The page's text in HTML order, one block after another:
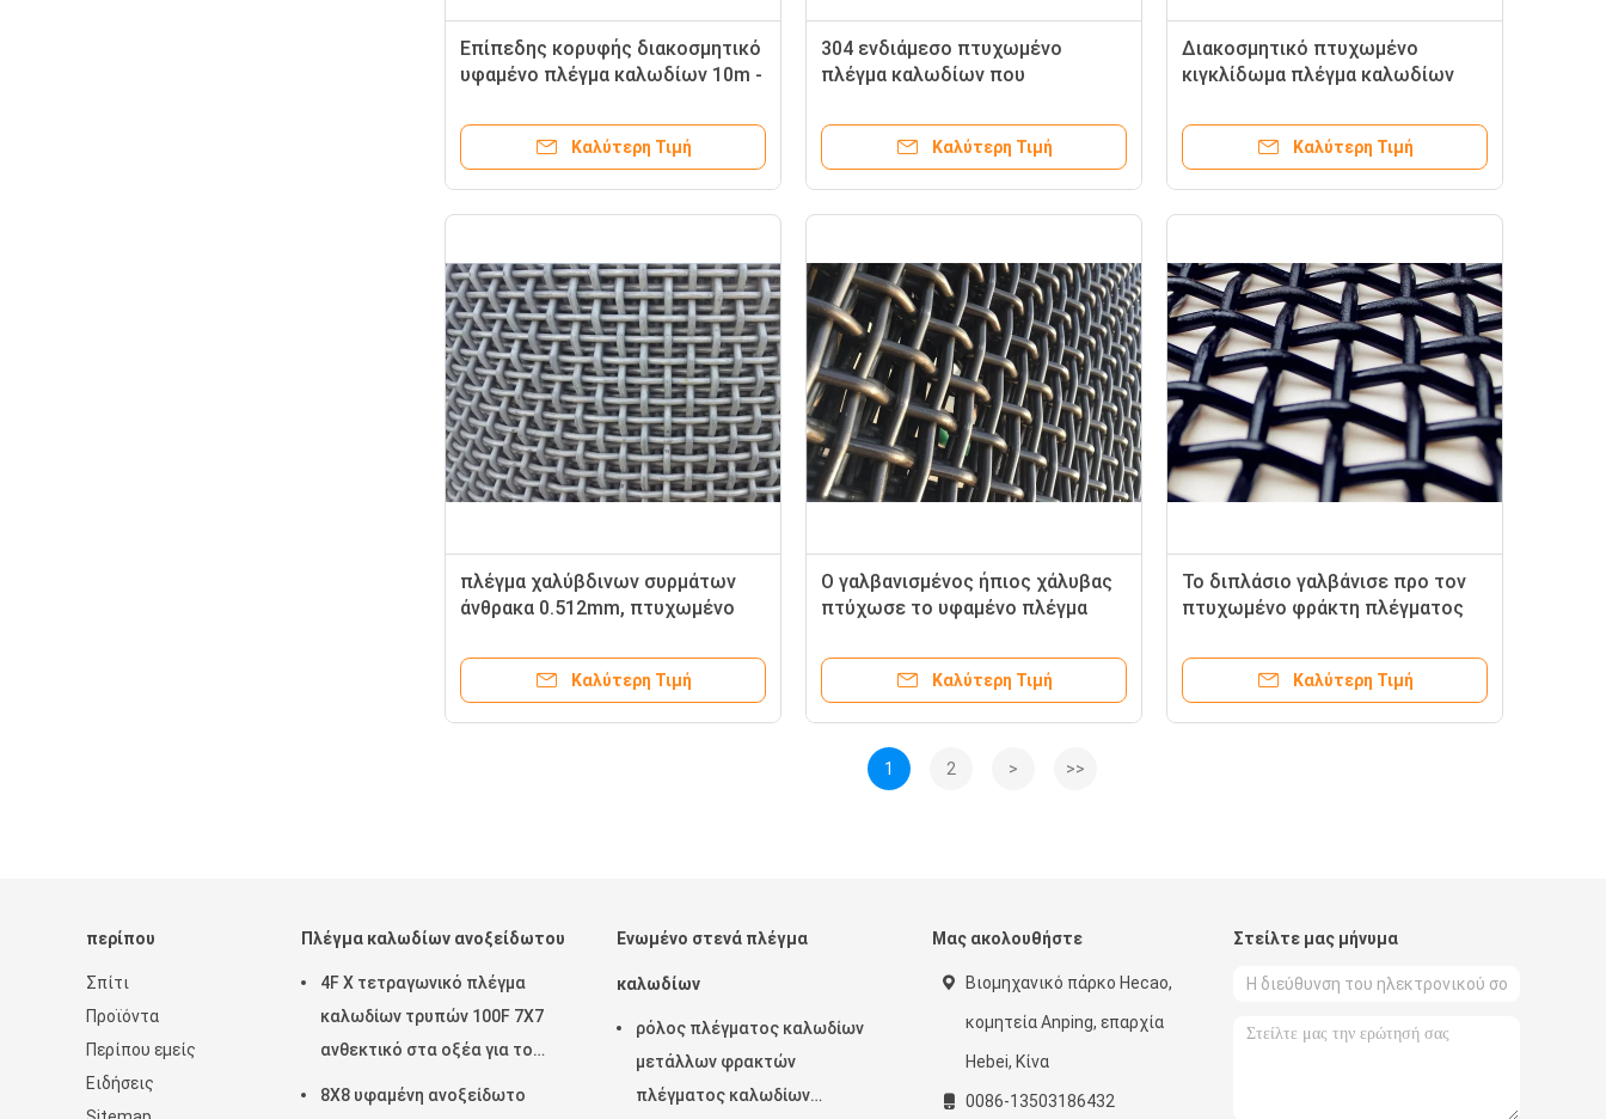
Επίπεδης κορυφής διακοσμητικό
υφαμένο πλέγμα καλωδίων 10m -
προσαρμόζεται
Καλύτερη Τιμή
304 ενδιάμεσο πτυχωμένο
πλέγμα καλωδίων που
σχαρών
Καλύτερη Τιμή
Διακοσμητικό πτυχωμένο
κιγκλίδωμα πλέγμα καλωδίων
επιτροπές με φράκτη
Καλύτερη Τιμή
πλέγμα χαλύβδινων συρμάτων
άνθρακα 0.512mm, πτυχωμένο
Καλύτερη Τιμή
Ο γαλβανισμένος ήπιος χάλυβας
πτύχωσε το υφαμένο πλέγμα
Καλύτερη Τιμή
Το διπλάσιο γαλβάνισε προ τον
πτυχωμένο φράκτη πλέγματος
6mm
Καλύτερη Τιμή
1 2 > >>
περίπου
Σπίτι
Προϊόντα
Περίπου εμείς
Ειδήσεις
Πλέγμα καλωδίων ανοξείδωτου
4F Χ τετραγωνικό πλέγμα
καλωδίων τρυπών 100F 7X7
ανθεκτικό στα οξέα για το
κοσκίνισμα
8X8 υφαμένη ανοξείδωτο
Ενωμένο στενά πλέγμα
καλωδίων
ρόλος πλέγματος καλωδίων
μετάλλων φρακτών
πλέγματος καλωδίων
Μας ακολουθήστε
Βιομηχανικό πάρκο Hecao,
κομητεία Anping, επαρχία
Hebei, Κίνα
0086-13503186432
Στείλτε μας μήνυμα